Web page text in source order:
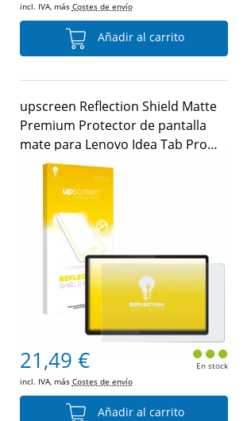
incl. IVA, más Costes de envío
Añadir al carrito
upscreen Reflection Shield Matte
Premium Protector de pantalla
mate para Lenovo Idea Tab Pro
12.7"
21,49 €
incl. IVA, más Costes de envío
En stock
Añadir al carrito